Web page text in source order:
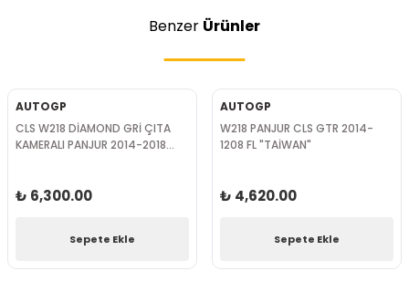
Benzer Ürünler
AUTOGP
CLS W218 DİAMOND GRİ ÇITA
KAMERALI PANJUR 2014-2018
₺ 6,300.00
Sepete Ekle
AUTOGP
W218 PANJUR CLS GTR 2014-
1208 FL "TAİWAN"
₺ 4,620.00
Sepete Ekle